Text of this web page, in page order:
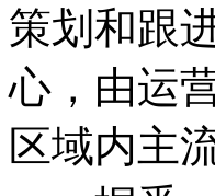
策划和跟
心，由运
区域内主